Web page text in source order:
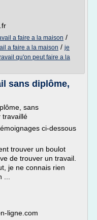
a faire a la maison /
a faire a la maison / je
qu'on peut faire a la
sans diplôme,
sans
travaillé
ci-dessous
trouver un boulot
de trouver un travail.
je ne connais rien
ligne.com